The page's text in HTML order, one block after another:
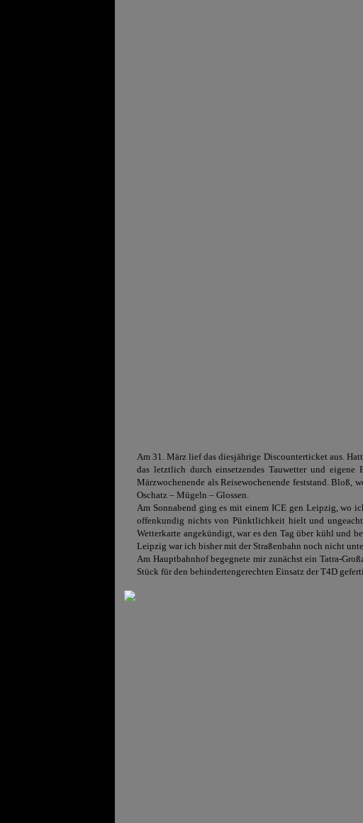
Am 31. März lief das diesjährige Discounterticket aus.
das letztlich durch einsetzendes Tauwetter und
Märzwochenende als Reisewochenende feststand.
Oschatz – Mügeln – Glossen.
Am Sonnabend ging es mit einem ICE gen Leipzig, wo
offenkundig nichts von Pünktlichkeit hielt und
Wetterkarte angekündigt, war es den Tag über kühl und
Leipzig war ich bisher mit der Straßenbahn noch nicht
Am Hauptbahnhof begegnete mir zunächst ein Tatra-
Stück für den behindertengerechten Einsatz der T4D